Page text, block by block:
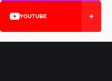
YOUTUBE